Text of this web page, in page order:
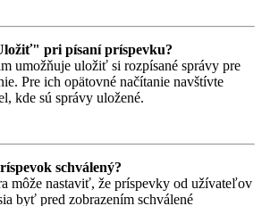
pri písaní príspevku?
umožňuje uložiť si rozpísané správy pre
Pre ich opätovné načítanie navštívte
kde sú správy uložené.
schválený?
môže nastaviť, že príspevky od užívateľov
byť pred zobrazením schválené